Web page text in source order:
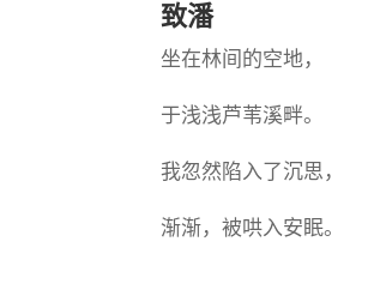
致潘
坐在林间的空地，
于浅浅芦苇溪畔。
我忽然陷入了沉思，
渐渐，被哄入安眠。